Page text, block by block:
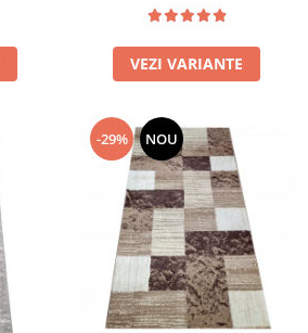
VEZI VARIANTE
-29% NOU